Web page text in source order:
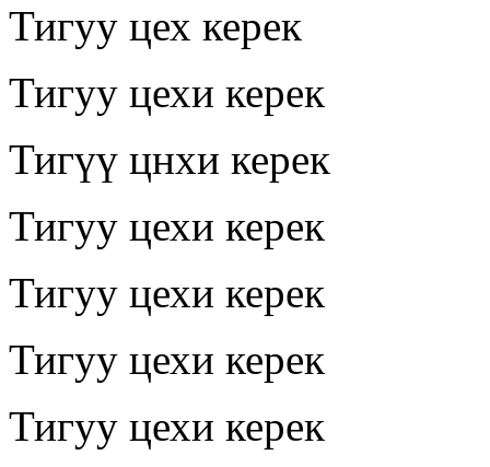
Тигуу цех керек
Тигуу цехи керек
Тигүү цнхи керек
Тигуу цехи керек
Тигуу цехи керек
Тигуу цехи керек
Тигуу цехи керек